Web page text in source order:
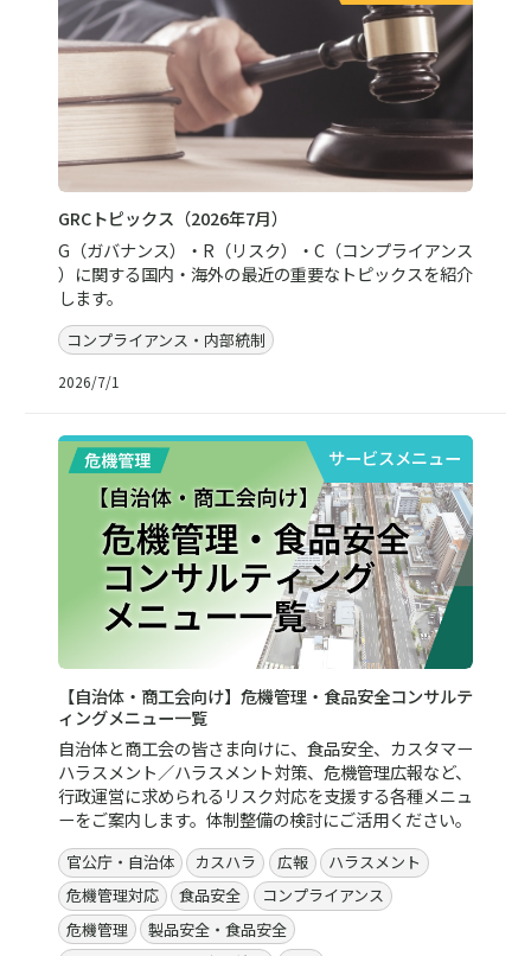
GRCトピックス（2026年7月）
G（ガバナンス）・R（リスク）・C（コンプライアンス
）に関する国内・海外の最近の重要なトピックスを紹介
します。
コンプライアンス・内部統制
2026/7/1
サービスメニュー
【自治体・商工会向け】危機管理・食品安全コンサルテ
ィングメニュー一覧
自治体と商工会の皆さま向けに、食品安全、カスタマー
ハラスメント／ハラスメント対策、危機管理広報など、
行政運営に求められるリスク対応を支援する各種メニュ
ーをご案内します。体制整備の検討にご活用ください。
官公庁・自治体 カスハラ 広報
ハラスメント
危機管理対応
食品安全
コンプライアンス
危機管理
製品安全・食品安全